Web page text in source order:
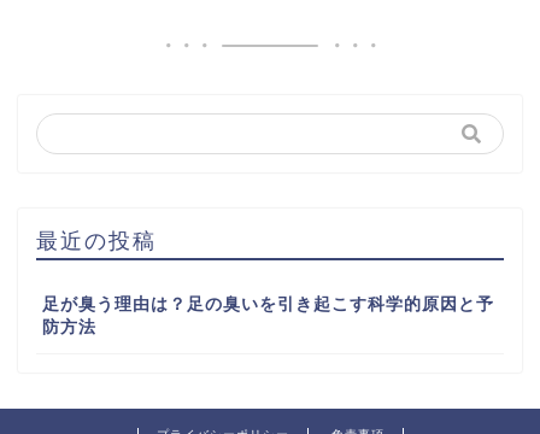
最近の投稿
足が臭う理由は？足の臭いを引き起こす科学的原因と予
防方法